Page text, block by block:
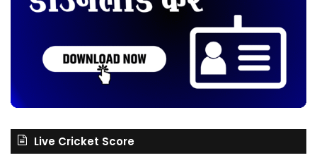
Live Cricket Score